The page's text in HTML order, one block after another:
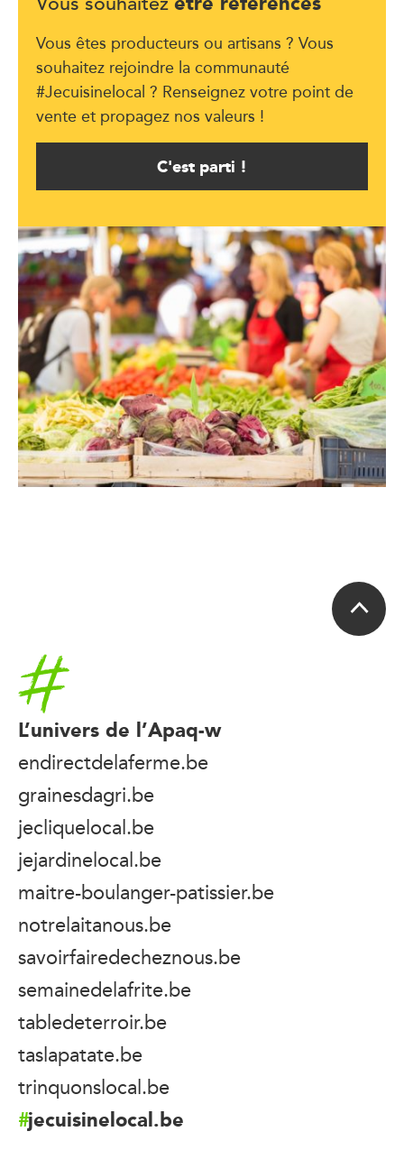
Vous souhaitez
Vous êtes producteurs ou artisans ? Vous
souhaitez rejoindre la communauté
#Jecuisinelocal ? Renseignez votre point de
vente et propagez nos valeurs !
C'est parti !
Accueil
L’univers de l’Apaq-w
endirectdelaferme.be
grainesdagri.be
jecliquelocal.be
jejardinelocal.be
maitre-boulanger-patissier.be
notrelaitanous.be
savoirfairedecheznous.be
semainedelafrite.be
tabledeterroir.be
taslapatate.be
trinquonslocal.be
jecuisinelocal.be